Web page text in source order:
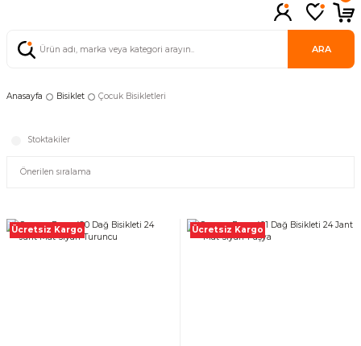
ARA
Anasayfa Bisiklet Çocuk Bisikletleri
Stoktakiler
Ücretsiz Kargo Ücretsiz Kargo